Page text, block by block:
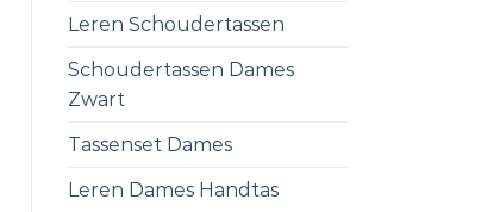
Leren Schoudertassen
Schoudertassen Dames
Zwart
Tassenset Dames
Leren Dames Handtas